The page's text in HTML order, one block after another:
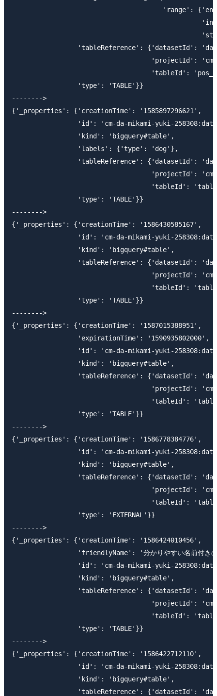
'range':
'tableReference': {'datasetId':
'projectId':
'tableId':
                 'type': 'TABLE'}}
-------->
{'_properties': {'creationTime': '1585897296621',
'id': 'cm-da-mikami-yuki-
                 'kind': 'bigquery#table',
                 'labels': {'type': 'dog'},
'tableReference': {'datasetId':
'projectId':
'tableId':
                 'type': 'TABLE'}}
-------->
{'_properties': {'creationTime': '1586430585167',
'id': 'cm-da-mikami-yuki-
                 'kind': 'bigquery#table',
'tableReference': {'datasetId':
'projectId':
'tableId':
                 'type': 'TABLE'}}
-------->
{'_properties': {'creationTime': '1587015388951',
                 'expirationTime': '1590935802000',
'id': 'cm-da-mikami-yuki-
                 'kind': 'bigquery#table',
'tableReference': {'datasetId':
'projectId':
'tableId':
                 'type': 'TABLE'}}
-------->
{'_properties': {'creationTime': '1586778384776',
'id': 'cm-da-mikami-yuki-
                 'kind': 'bigquery#table',
'tableReference': {'datasetId':
'projectId':
'tableId':
                 'type': 'EXTERNAL'}}
-------->
{'_properties': {'creationTime': '1586424010456',
'friendlyName': '分かりやすい名前付き
'id': 'cm-da-mikami-yuki-
                 'kind': 'bigquery#table',
'tableReference': {'datasetId':
'projectId':
'tableId':
                 'type': 'TABLE'}}
-------->
{'_properties': {'creationTime': '1586422712110',
'id': 'cm-da-mikami-yuki-
                 'kind': 'bigquery#table',
'tableReference': {'datasetId':